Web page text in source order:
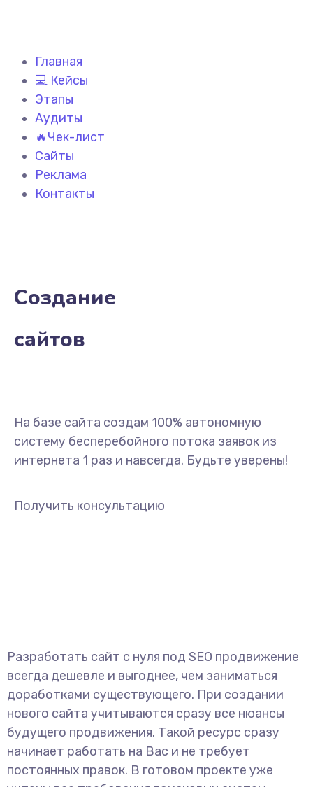
Главная
💻 Кейсы
Этапы
Аудиты
🔥Чек-лист
Сайты
Реклама
Контакты
Создание
сайтов
На базе сайта создам 100% автономную
систему бесперебойного потока заявок из
интернета 1 раз и навсегда. Будьте уверены!
Получить консультацию
Разработать сайт с нуля под SEO продвижение
всегда дешевле и выгоднее, чем заниматься
доработками существующего. При создании
нового сайта учитываются сразу все нюансы
будущего продвижения. Такой ресурс сразу
начинает работать на Вас и не требует
постоянных правок. В готовом проекте уже